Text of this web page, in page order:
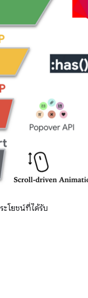
ะโยชน์ที่ได้รับ